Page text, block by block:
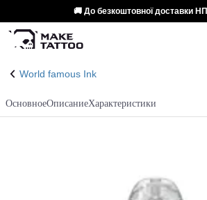
🚚 До безкоштовної доставки НП
World famous Ink
ОсновноеОписаниеХарактеристики